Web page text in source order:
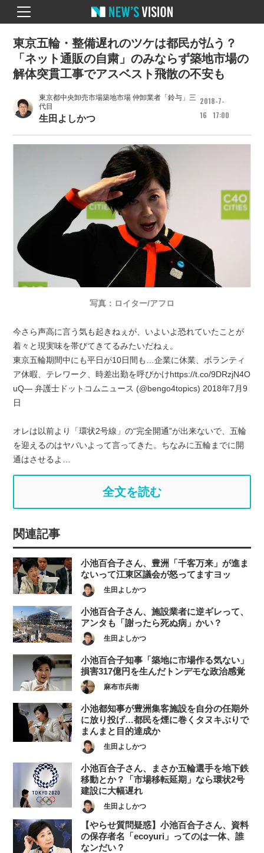
東京都中央卸売市場築地市場 仲卸業者「鈴与」三
代目
生田よしかつ
2018 7
16
17 00
東京五輪・整備遅れのツケは都民が払う？
「ネット通販の自粛」のみならず築地市場の
解体突貫工事でアスベスト飛散の不安も
写真：ロイター/アフロ
今さら声高に言う気も起きねぇが、いよいよ恐れていたことが
着々と現実味を帯びてきてるみたいだねぇ。
東京五輪期間中にも平日が10日間も…企業に休業、ボランティ
ア休暇、テレワーク、時差出勤を呼びかけhttps://t.co/9DRzjN4O
uQ— 弁護士ドットコムニュース (@bengo4topics) 2018年7月9
日
オレは以前より「環状2号線」の“完全開通”が出来ないで、五輪
を迎えるのはヤバいよって言ってきた。ちなみに五輪までに開
通はさせるよ…
全文を読む
関連記事
小池百合子さん、豊洲「千客万来」が進ま
ないって江東区議会が怒ってますヨッ
生田よしかつ
小池百合子さん、施設業者に逆ギレって、
アンタも「謝ったら死ぬ病」かい？
生田よしかつ
小池百合子知事「築地に市場作る気ない」
損害317億円を生んだトンデモな政治感覚
麻布市兵衛
小池都知事が豊洲集客施設を自分の任期外
に放り投げ…都民を煙に巻くタヌキぶりで
まんまと目的達成か
生田よしかつ
小池百合子さん、まさか五輪選手を地下鉄
移動とか？「市場移転延期」なら環状2号
建設に大幅遅れ
生田よしかつ
【やらせ質問疑惑】小池百合子さん、資料
の保存者名「ecoyuri」ってのは一体、誰
なンだい？